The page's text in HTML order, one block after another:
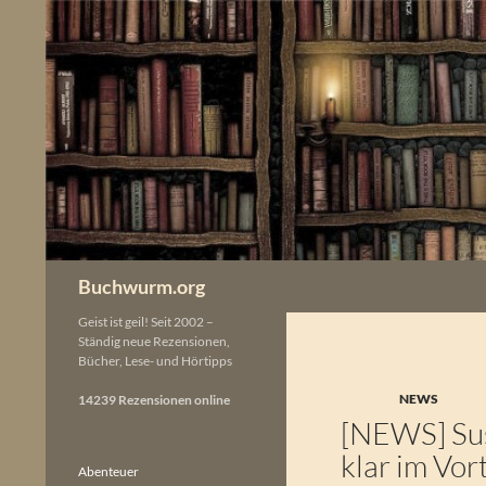
springen
Buchwurm.org
NEWS
[NEWS]
klar im
Geist ist geil! Seit 2002 –
Ständig neue Rezensionen,
Bücher, Lese- und Hörtipps
14239 Rezensionen online
Abenteuer